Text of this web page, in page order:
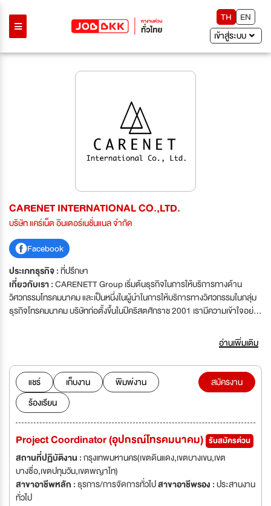
TH
EN
เข้าสู่ระบบ
CARENET INTERNATIONAL CO.,LTD.
บริษัท แคร์เน็ต อินเตอร์เนชั่นแนล จำกัด
Facebook
ประเภทธุรกิจ :ที่ปรึกษา
เกี่ยวกับเรา :CARENETT Group เริ่มต้นธุรกิจในการให้บริการทางด้าน
วิศวกรรมโทรคมนาคม และเป็นหนึ่งในผู้นำในการให้บริการทางวิศวกรรมในกลุ่ม
ธุรกิจโทรคมนาคม บริษัทก่อตั้งขึ้นในปีคริสตศักราช 2001 เรามีความเข้าใจอย่าง
ความเชี่ยวชาญของบุคคลากรในทุกระดับ ส่งผลให้เราประสบความสำเร็จในด้าน
การให้บริการด้านการสรรหาทรัพยากรบุคคลให้กับลูกค้าอย่างต่อเนื่อง
อ่านเพิ่มเติม
แชร์ เก็บงาน
พิมพ์งาน
ร้องเรียน
สมัครงาน
Project Coordinator (อุปกรณ์โทรคมนาคม) รับสมัครด่วน
สถานที่ปฏิบัติงาน :กรุงเทพมหานคร(เขตดินแดง,เขตบางเขน,เขต
บางซื่อ,เขตปทุมวัน,เขตพญาไท)
สาขาอาชีพหลัก :ธุรการ/การจัดการทั่วไปสาขาอาชีพรอง :ประสานงาน
ทั่วไป